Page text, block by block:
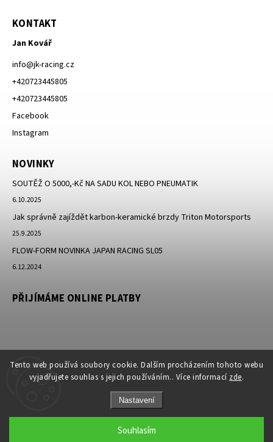
Tento web používá soubory cookie. Dalším procházením tohoto webu
vyjadřujete souhlas s jejich používáním.. Více informací zde.
Nastavení
Souhlasím
KONTAKT
Jan Kovář
info@jk-racing.cz
+420723445805
+420723445805
Facebook
Instagram
NOVINKY
SOUTĚŽ O 5000,-Kč NA SADU KOL NEBO PNEUMATIK
6.10.2025
Jak správně zajíždět karbon-keramické brzdy Triton Motorsports
25.9.2025
FLOW-FORM NOVINKA JAPAN RACING SL05
6.12.2024
PŘIJÍMÁME ONLINE PLATBY